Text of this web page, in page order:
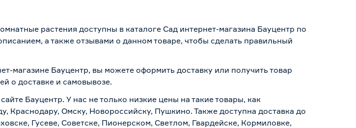
растения доступны в каталоге Сад интернет-магазина Бауцентр по
а также отзывами о данном товаре, чтобы сделать правильный
магазине Бауцентр, вы можете оформить доставку или получить товар
о доставке и самовывозе.
Бауцентр. У нас не только низкие цены на такие товары, как
Краснодару, Омску, Новороссийску, Пушкино. Также доступна доставка до
Гусеве, Советске, Пионерском, Светлом, Гвардейске, Кормиловке,